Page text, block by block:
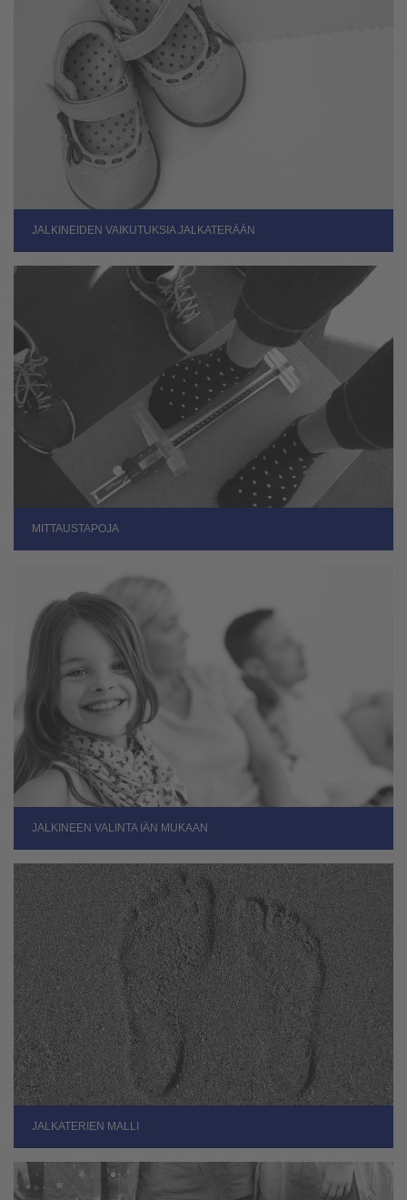
JALKINEIDEN VAIKUTUKSIA JALKATERÄÄN
MITTAUSTAPOJA
JALKINEEN VALINTA IÄN MUKAAN
JALKATERIEN MALLI